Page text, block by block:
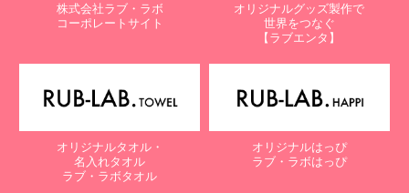
〒761-0323 香川県高松市亀田町90-1
株式会社ラブ・ラボ
電子メール：info@rub-lab.com
【認定個人情報保護団体の名称及び、苦情の解決の申出先】
一般財団法人日本情報経済社会推進協会
認定個人情報保護団体事務局
〒106-0032 東京都港区六本木一丁目9番9号 六本木ファースト
株式会社ラブ・ラボ
コーポレートサイト
オリジナルグッズ製作で
世界をつなぐ
【ラブエンタ】
オリジナルタオル・
名入れタオル
ラブ・ラボタオル
オリジナルはっぴ
ラブ・ラボはっぴ